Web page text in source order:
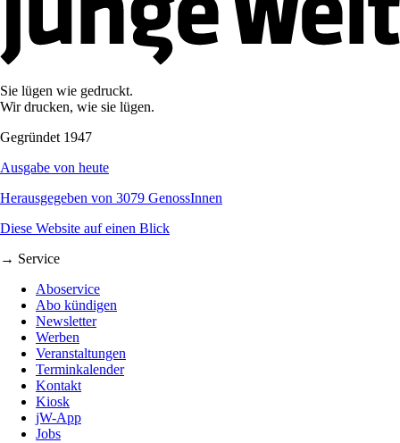
Sie lügen wie gedruckt.
Wir drucken, wie sie lügen.
Gegründet 1947
Ausgabe von heute
Herausgegeben von 3079 GenossInnen
Diese Website auf einen Blick
→ Service
Aboservice
Abo kündigen
Newsletter
Werben
Veranstaltungen
Terminkalender
Kontakt
Kiosk
jW-App
Jobs